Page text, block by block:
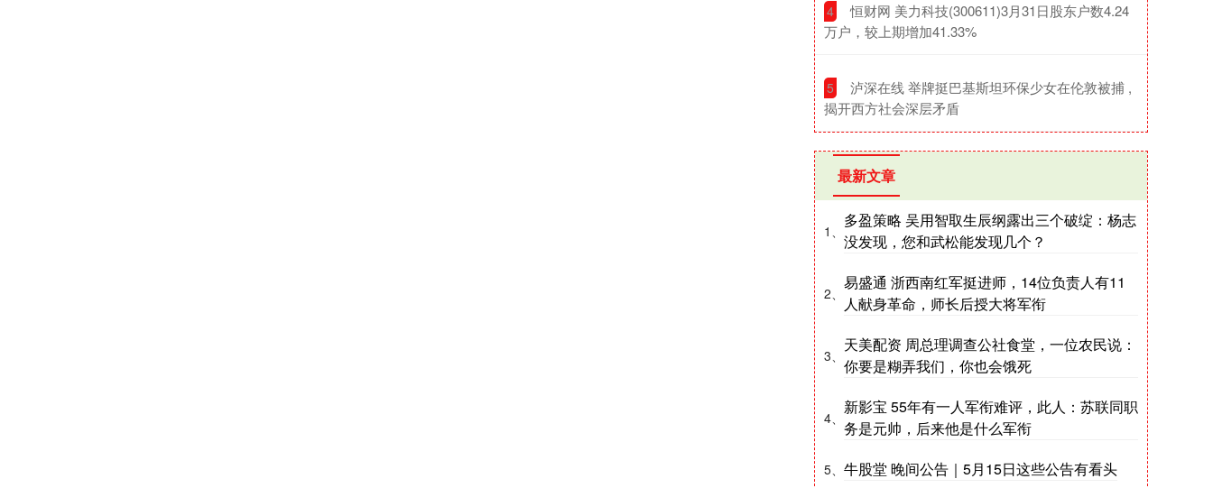
4
​恒财网 美力科技(300611)3月31日股东户数4.24
万户，较上期增加41.33%
5
​泸深在线 举牌挺巴基斯坦环保少女在伦敦被捕 ,
揭开西方社会深层矛盾
最新文章
1、
多盈策略 吴用智取生辰纲露出三个破绽：杨志
没发现，您和武松能发现几个？
2、
易盛通 浙西南红军挺进师，14位负责人有11
人献身革命，师长后授大将军衔
3、
天美配资 周总理调查公社食堂，一位农民说：
你要是糊弄我们，你也会饿死
4、
新影宝 55年有一人军衔难评，此人：苏联同职
务是元帅，后来他是什么军衔
5、 牛股堂 晚间公告｜5月15日这些公告有看头